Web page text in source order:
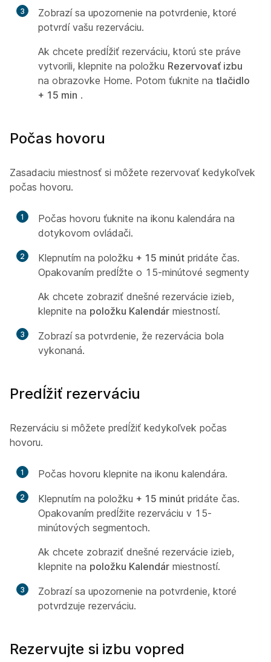
3
Zobrazí sa upozornenie na potvrdenie, ktoré
potvrdí vašu rezerváciu.
Ak chcete predĺžiť rezerváciu, ktorú ste práve
vytvorili, klepnite na položku Rezervovať izbu
na obrazovke Home. Potom ťuknite na tlačidlo
+ 15 min .
Počas hovoru
Zasadaciu miestnosť si môžete rezervovať kedykoľvek
počas hovoru.
1
Počas hovoru ťuknite na ikonu kalendára na
dotykovom ovládači.
2 Klepnutím na položku + 15 minút pridáte čas.
Opakovaním predĺžte o 15-minútové segmenty
Ak chcete zobraziť dnešné rezervácie izieb,
klepnite na položku Kalendár miestností.
3
Zobrazí sa potvrdenie, že rezervácia bola
vykonaná.
Predĺžiť rezerváciu
Rezerváciu si môžete predĺžiť kedykoľvek počas
hovoru.
1 Počas hovoru klepnite na ikonu kalendára.
2 Klepnutím na položku + 15 minút pridáte čas.
Opakovaním predĺžite rezerváciu v 15-
minútových segmentoch.
Ak chcete zobraziť dnešné rezervácie izieb,
klepnite na položku Kalendár miestností.
3
Zobrazí sa upozornenie na potvrdenie, ktoré
potvrdzuje rezerváciu.
Rezervujte si izbu vopred